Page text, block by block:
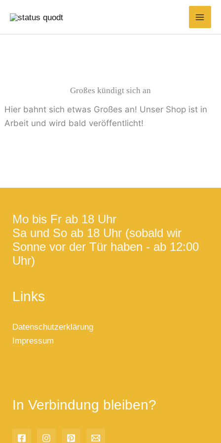
Inhalt
springen
Großes kündigt sich an
Hier bahnt sich etwas Großes an! Unser Shop ist in
Arbeit und wird bald veröffentlicht!
Mo bis Fr ab 18 Uhr
Sa und So ab 18 Uhr (sobald wir
Sonne vor der Tür haben - ab 12:00
Uhr)
Links
Datenschutzerklärung
Impressum
In Verbindung bleiben?
nach:
Preis